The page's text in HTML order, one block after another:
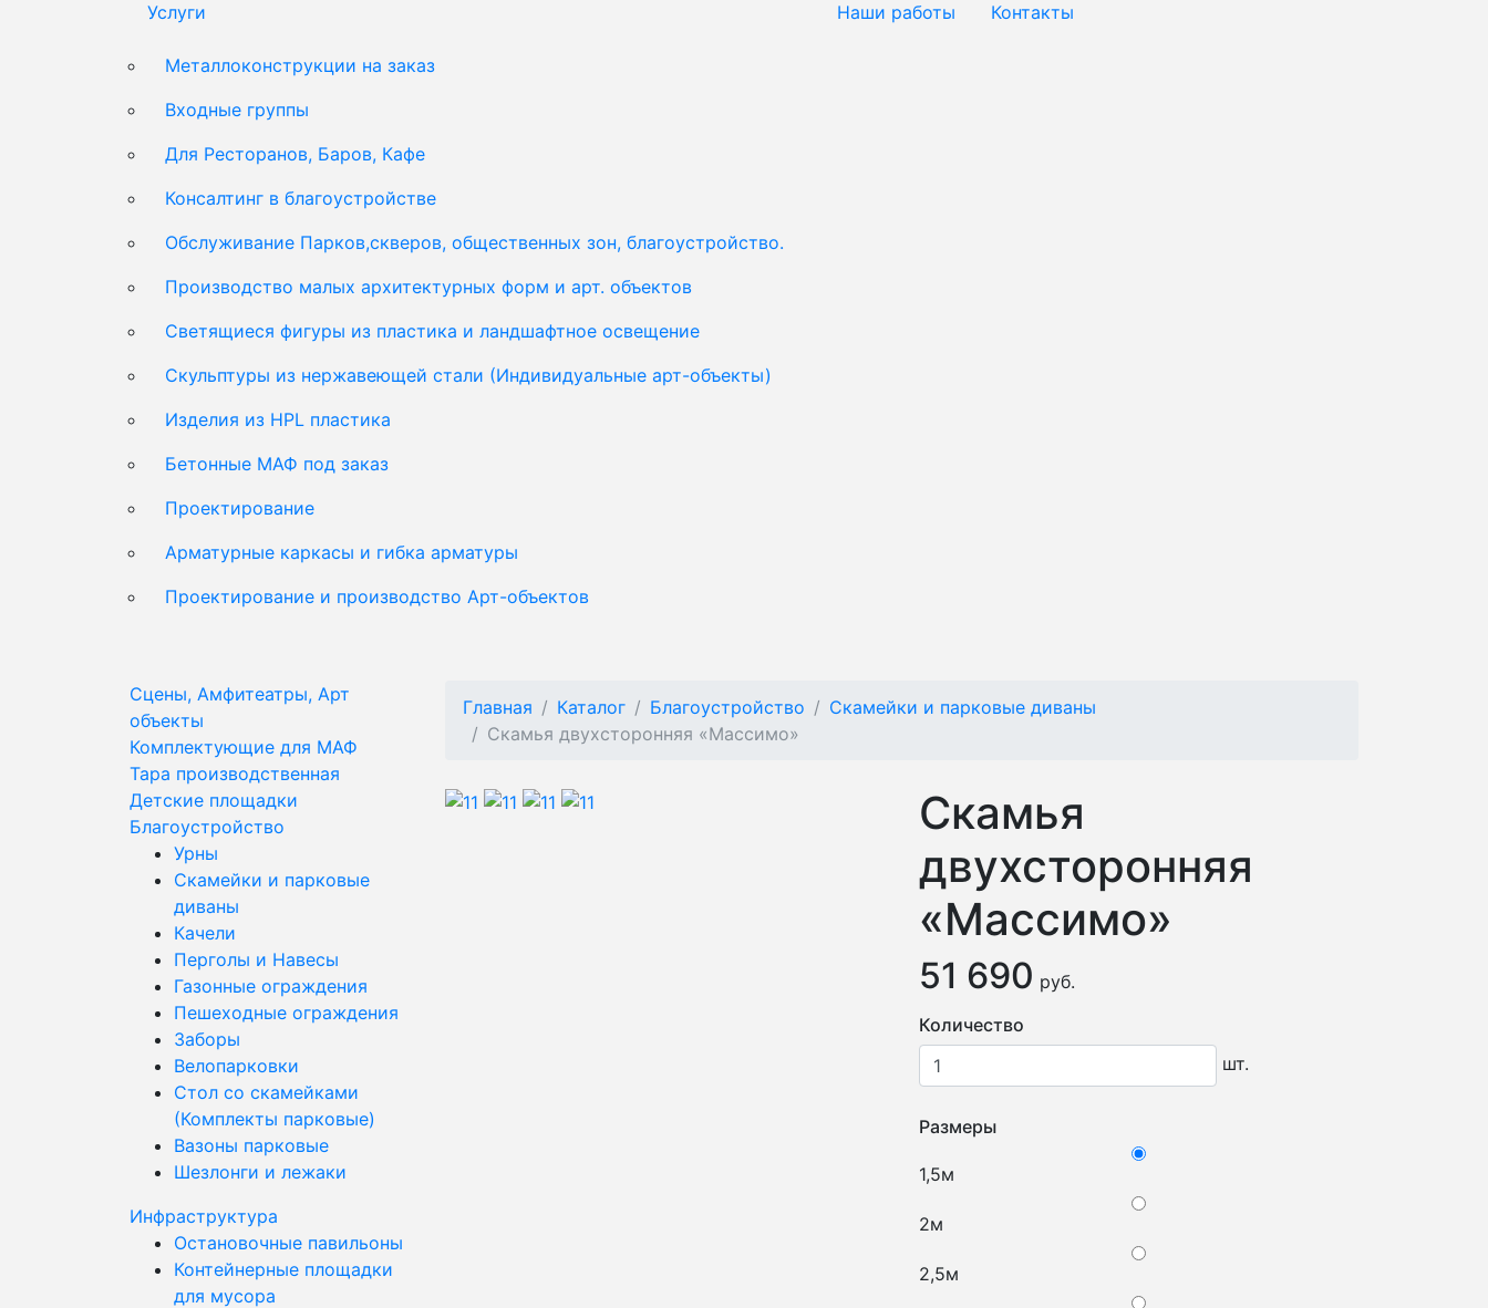
Услуги
Металлоконструкции на заказ
Входные группы
Для Ресторанов, Баров, Кафе
Консалтинг в благоустройстве
Обслуживание Парков,скверов, общественных зон, благоустройство.
Производство малых архитектурных форм и арт. объектов
Светящиеся фигуры из пластика и ландшафтное освещение
Скульптуры из нержавеющей стали (Индивидуальные арт-объекты)
Изделия из HPL пластика
Бетонные МАФ под заказ
Проектирование
Арматурные каркасы и гибка арматуры
Проектирование и производство Арт-объектов
Наши работы Контакты
Сцены, Амфитеатры, Арт
объекты
Комплектующие для МАФ
Тара производственная
Детские площадки
Благоустройство
Урны
Скамейки и парковые
диваны
Качели
Перголы и Навесы
Газонные ограждения
Пешеходные ограждения
Заборы
Велопарковки
Стол со скамейками
(Комплекты парковые)
Вазоны парковые
Шезлонги и лежаки
Инфраструктура
Остановочные павильоны
Контейнерные площадки
для мусора
Главная Каталог Благоустройство
Скамейки и парковые диваны
Скамья двухсторонняя «Массимо»
Скамья
двухсторонняя
«Массимо»
51 690 руб.
Количество
шт.
Размеры
1,5м
2м
2,5м